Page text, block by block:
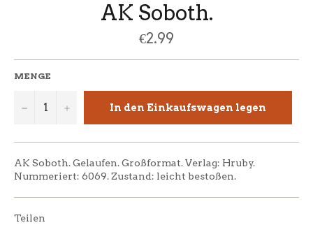
AK Soboth.
Normaler
Preis
€2.99
MENGE
− + In den Einkaufswagen legen
AK Soboth. Gelaufen. Großformat. Verlag: Hruby.
Nummeriert: 6069. Zustand: leicht bestoßen.
Teilen